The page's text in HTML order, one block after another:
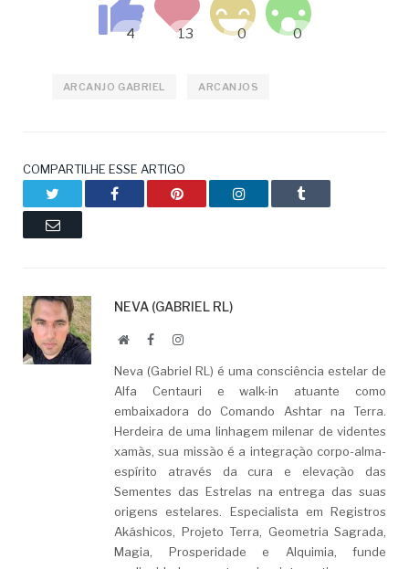
ARCANJO GABRIEL ARCANJOS
COMPARTILHE ESSE ARTIGO
Facebook Pinterest LinkedIn Tumblr
Email
NEVA (GABRIEL RL)
WebsiteFacebookLinkedIn
Neva (Gabriel RL) é uma consciência estelar de
Alfa Centauri e walk-in atuante como
embaixadora do Comando Ashtar na Terra.
Herdeira de uma linhagem milenar de videntes
xamãs, sua missão é a integração corpo-alma-
espírito através da cura e elevação das
Sementes das Estrelas na entrega das suas
origens estelares. Especialista em Registros
Akáshicos, Projeto Terra, Geometria Sagrada,
Magia, Prosperidade e Alquimia, funde